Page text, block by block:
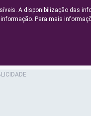
A disponibilização das
Para mais